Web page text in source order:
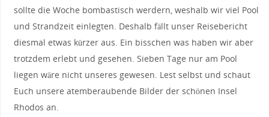
sollte die Woche bombastisch werdern, weshalb wir viel Pool
und Strandzeit einlegten. Deshalb fällt unser Reisebericht
diesmal etwas kürzer aus. Ein bisschen was haben wir aber
trotzdem erlebt und gesehen. Sieben Tage nur am Pool
liegen wäre nicht unseres gewesen. Lest selbst und schaut
Euch unsere atemberaubende Bilder der schönen Insel
Rhodos an.